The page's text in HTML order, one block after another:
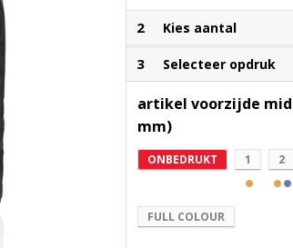
2 Kies aantal
3 Selecteer opdruk
artikel voorzijde
mm)
ONBEDRUKT 1 2
FULL COLOUR